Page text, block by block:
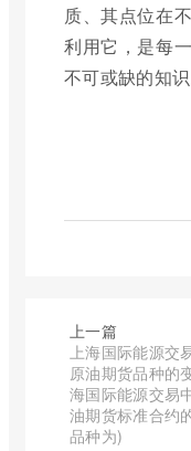
质、其点位在
利用它，是每
不可或缺的知识
上一篇
上海国际能源交
原油期货品种的
海国际能源交易
油期货标准合约
品种为)